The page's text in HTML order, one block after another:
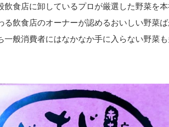
飲食店に卸しているプロが厳選した野菜を
る飲食店のオーナーが認めるおいしい野菜
一般消費者にはなかなか手に入らない野菜